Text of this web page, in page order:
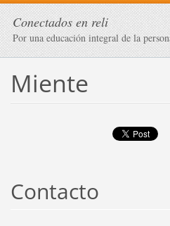
Conectados en reli
Por una educación integral de la
Miente
Contacto